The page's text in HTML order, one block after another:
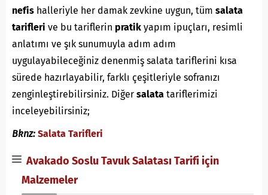
nefis halleriyle her damak zevkine uygun, tüm salata
tarifleri ve bu tariflerin pratik yapım ipuçları, resimli
anlatımı ve şık sunumuyla adım adım
uygulayabileceğiniz denenmiş salata tariflerini kısa
sürede hazırlayabilir, farklı çeşitleriyle sofranızı
zenginleştirebilirsiniz. Diğer salata tariflerimizi
inceleyebilirsiniz;
Bknz: Salata Tarifleri
Avakado Soslu Tavuk Salatası Tarifi için
Malzemeler